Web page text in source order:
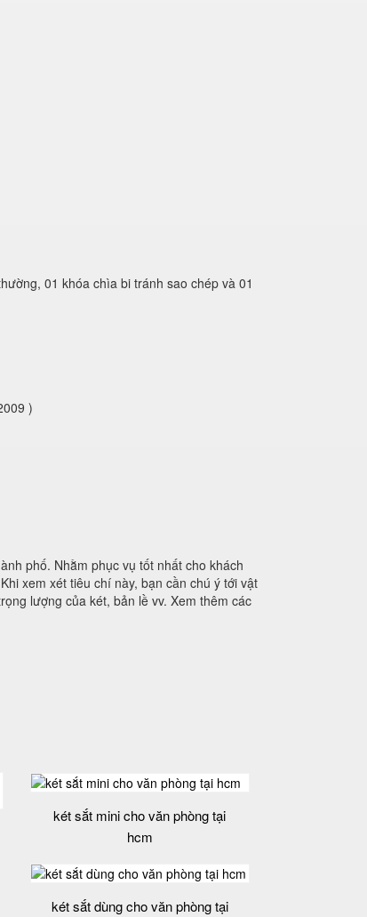
01 khóa chìa bi tránh sao chép và 01
)
phố. Nhằm phục vụ tốt nhất cho khách
xem xét tiêu chí này, bạn cần chú ý tới vật
lượng của két, bản lề vv. Xem thêm các
két sắt mini cho văn phòng tại
hcm
két sắt dùng cho văn phòng tại